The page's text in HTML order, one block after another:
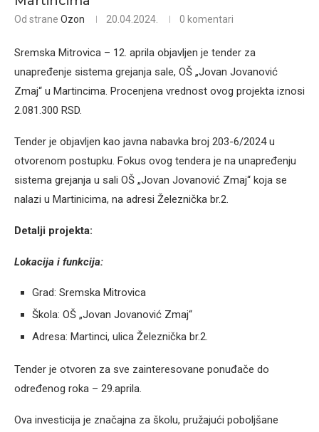
Od strane Ozon 20.04.2024. 0 komentari
Sremska Mitrovica – 12. aprila objavljen je tender za
unapređenje sistema grejanja sale, OŠ „Jovan Jovanović
Zmaj“ u Martincima. Procenjena vrednost ovog projekta iznosi
2.081.300 RSD.
Tender je objavljen kao javna nabavka broj 203-6/2024 u
otvorenom postupku. Fokus ovog tendera je na unapređenju
sistema grejanja u sali OŠ „Jovan Jovanović Zmaj“ koja se
nalazi u Martinicima, na adresi Železnička br.2.
Detalji projekta:
Lokacija i funkcija:
Grad: Sremska Mitrovica
Škola: OŠ „Jovan Jovanović Zmaj“
Adresa: Martinci, ulica Železnička br.2.
Tender je otvoren za sve zainteresovane ponuđače do
određenog roka – 29.aprila.
Ova investicija je značajna za školu, pružajući poboljšane